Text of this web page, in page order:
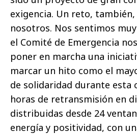
exigencia. Un reto,
nosotros. Nos sentimos
el Comité de Emergencia
poner en marcha una
marcar un hito como el
de solidaridad durante esta
horas de retransmisión en
distribuidas desde 24
energía y positividad, con